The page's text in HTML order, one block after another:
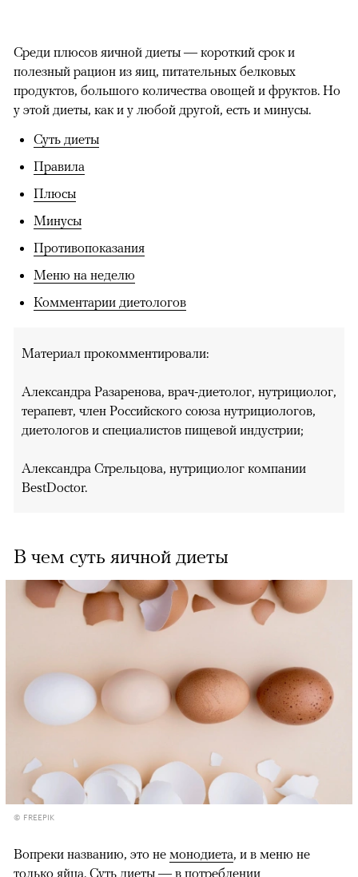
Среди плюсов яичной диеты — короткий срок и
полезный рацион из яиц, питательных белковых
продуктов, большого количества овощей и фруктов. Но
у этой диеты, как и у любой другой, есть и минусы.
Суть диеты
Правила
Плюсы
Минусы
Противопоказания
Меню на неделю
Комментарии диетологов
Материал прокомментировали:
Александра Разаренова, врач-диетолог, нутрициолог,
терапевт, член Российского союза нутрициологов,
диетологов и специалистов пищевой индустрии;
Александра Стрельцова, нутрициолог компании
BestDoctor.
В чем суть яичной диеты
© FREEPIK
Вопреки названию, это не монодиета, и в меню не
только яйца. Суть диеты — в потреблении